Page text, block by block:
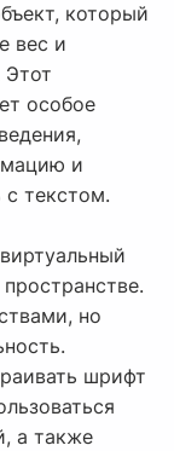
который
вес и
Этот
особое
и
текстом.
но
шрифт
а также